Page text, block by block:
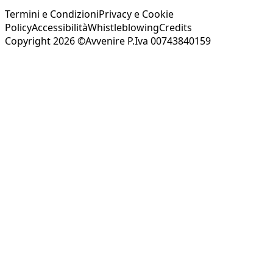
Termini e CondizioniPrivacy e Cookie
PolicyAccessibilitàWhistleblowingCredits
Copyright 2026 ©Avvenire P.Iva 00743840159